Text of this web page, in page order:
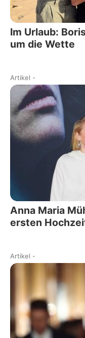
Im Urlaub:
um die Wette
Artikel -
Anna Maria
ersten
Artikel -